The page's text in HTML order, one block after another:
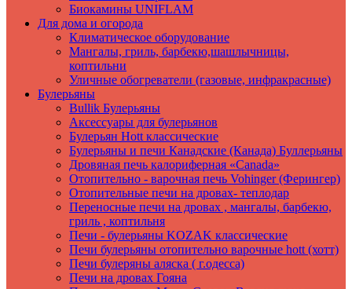
Биокамины UNIFLAM
Для дома и огорода
Климатическое оборудование
Мангалы, гриль, барбекю,шашлычницы,
коптильни
Уличные обогреватели (газовые, инфракрасные)
Булерьяны
Bullik Булерьяны
Аксеcсуары для булерьянов
Булерьян Hott классические
Булерьяны и печи Канадские (Канада) Буллерьяны
Дровяная печь калориферная «Canada»
Отопительно - варочная печь Vohinger (Ферингер)
Отопительные печи на дровах- теплодар
Переносные печи на дровах , мангалы, барбекю,
гриль , коптильня
Печи - булерьяны KOZAK классические
Печи булерьяны отопительно варочные hott (хотт)
Печи булеряны аляска ( г.одесса)
Печи на дровах Гояна